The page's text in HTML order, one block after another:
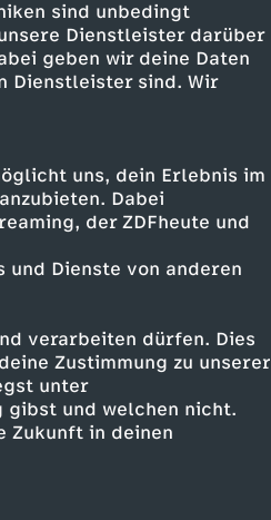
sind unbedingt
Dienstleister darüber
geben wir deine Daten
Dienstleister sind. Wir
uns, dein Erlebnis im
Dabei
der ZDFheute und
und Dienste von anderen
verarbeiten dürfen. Dies
Zustimmung zu unserer
unter
gibst und welchen nicht.
Zukunft in deinen